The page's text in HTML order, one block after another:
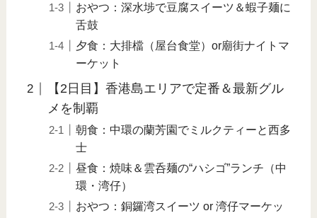
おやつ：深水埗で豆腐スイーツ＆蝦子麺に
舌鼓
夕食：大排檔（屋台食堂）or廟街ナイトマ
ーケット
【2日目】香港島エリアで定番＆最新グル
メを制覇
朝食：中環の蘭芳園でミルクティーと西多
士
昼食：焼味＆雲呑麺の“ハシゴ”ランチ（中
環・湾仔）
おやつ：銅鑼湾スイーツ or 湾仔マーケッ